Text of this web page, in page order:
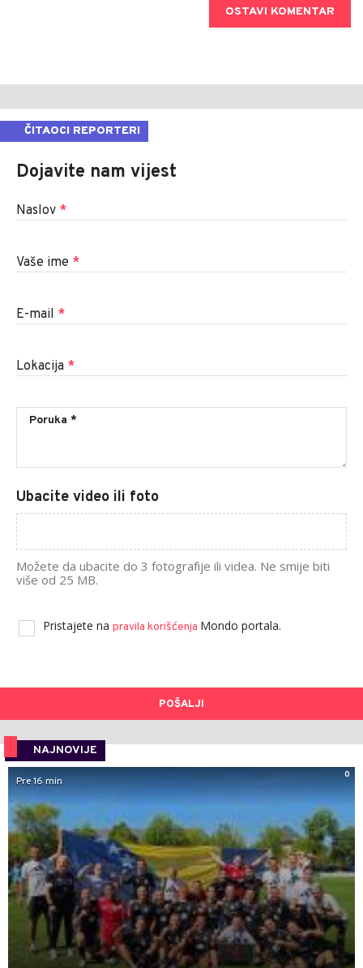
OSTAVI KOMENTAR
ČITAOCI REPORTERI
Dojavite nam vijest
Naslov *
Vaše ime *
E-mail *
Lokacija *
Ubacite video ili foto
Možete da ubacite do 3 fotografije ili videa. Ne smije biti
više od 25 MB.
Pristajete na pravila korišćenja Mondo portala.
POŠALJI
NAJNOVIJE
0
Pre 16 min